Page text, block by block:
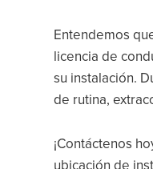
Entendemos
licencia de
su instalación.
de rutina,
¡Contáctenos
ubicación de